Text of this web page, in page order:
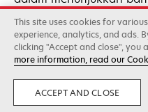
lisensi/perjanjian
dijual dengan harga
pembatasan paten
digunakan satu kali.
Anda setuju untuk
Lexmark untuk
This site uses cookies for
experience, analytics, and ads.
clicking "Accept and close", you
more information, read our
ACCEPT AND CLOSE